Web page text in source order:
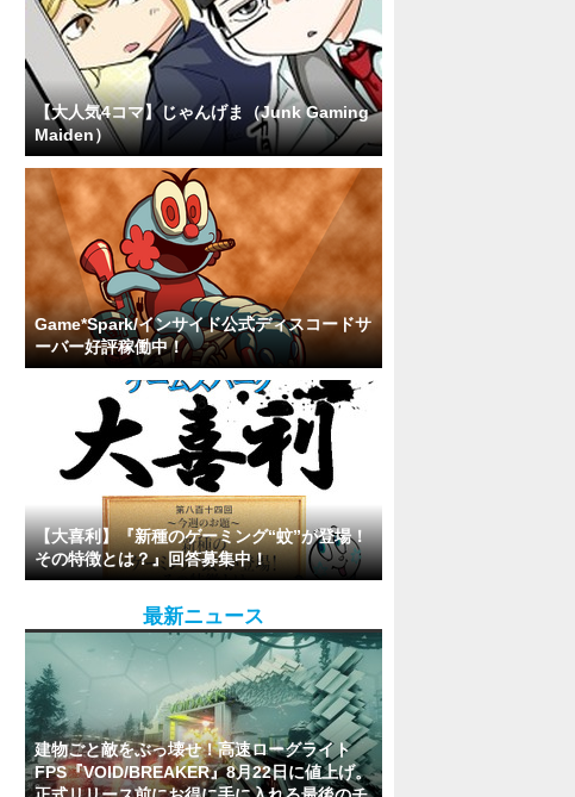
【大人気4コマ】じゃんげま（Junk Gaming
Maiden）
Game*Spark/インサイド公式ディスコードサ
ーバー好評稼働中！
【大喜利】『新種のゲーミング“蚊”が登場！
その特徴とは？』回答募集中！
最新ニュース
建物ごと敵をぶっ壊せ！高速ローグライト
FPS『VOID/BREAKER』8月22日に値上げ。